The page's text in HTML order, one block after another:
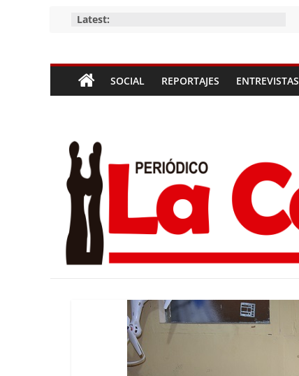
Latest:
Periódico
La
Compañía
Periódico
las
Compañías
SOCIAL REPORTAJES ENTREVISTAS